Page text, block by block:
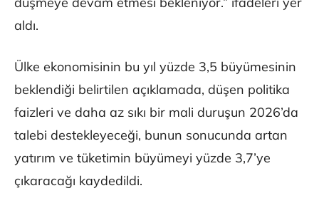
aldı.
Ülke ekonomisinin bu yıl yüzde 3,5 büyümesinin
beklendiği belirtilen açıklamada, düşen politika
faizleri ve daha az sıkı bir mali duruşun 2026’da
talebi destekleyeceği, bunun sonucunda artan
yatırım ve tüketimin büyümeyi yüzde 3,7’ye
çıkaracağı kaydedildi.